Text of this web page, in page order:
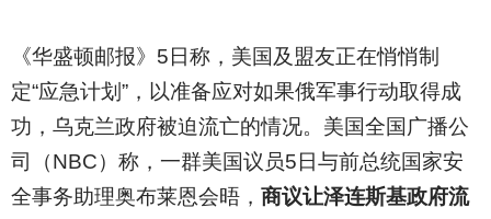
《华盛顿邮报》5日称，美国及盟友正在悄悄制
定“应急计划”，以准备应对如果俄军事行动取得成
功，乌克兰政府被迫流亡的情况。美国全国广播公
司（NBC）称，一群美国议员5日与前总统国家安
全事务助理奥布莱恩会晤， 商议让泽连斯基政府流